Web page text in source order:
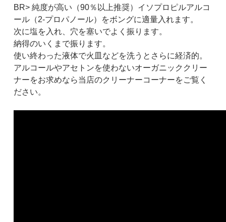
BR> 純度が高い（90％以上推奨）イソプロピルアルコ
ール（2-プロパノール）をボングに適量入れます。
次に塩を入れ、穴を塞いでよく振ります。
納得のいくまで振ります。
使い終わった液体で火皿などを洗うとさらに経済的。
アルコールやアセトンを使わないオーガニッククリー
ナーをお求めなら当店のクリーナーコーナーをご覧く
ださい。